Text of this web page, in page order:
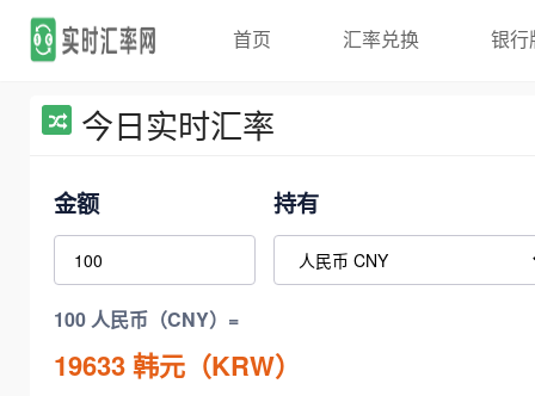
首页 汇率兑换 银行
今日实时汇率
金额 持有
100 人民币（CNY）=
19633韩元（KRW）